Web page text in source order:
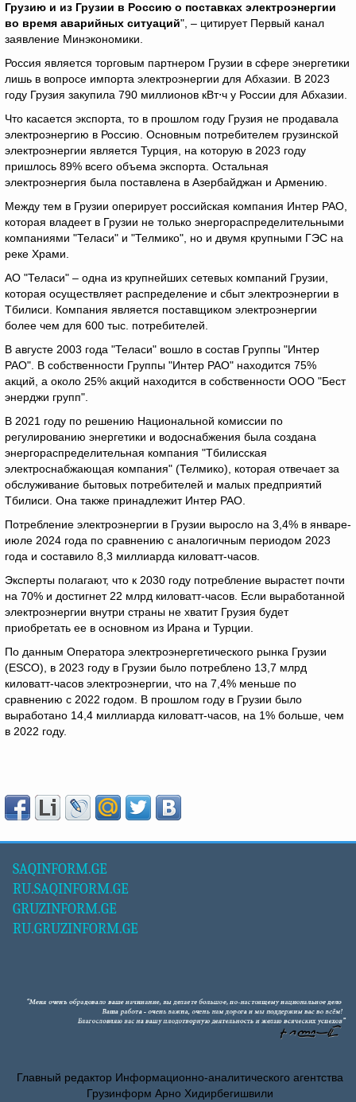
Грузию и из Грузии в Россию о поставках электроэнергии
во время аварийных ситуаций", – цитирует Первый канал
заявление Минэкономики.
Россия является торговым партнером Грузии в сфере энергетики
лишь в вопросе импорта электроэнергии для Абхазии. В 2023
году Грузия закупила 790 миллионов кВт⋅ч у России для Абхазии.
Что касается экспорта, то в прошлом году Грузия не продавала
электроэнергию в Россию. Основным потребителем грузинской
электроэнергии является Турция, на которую в 2023 году
пришлось 89% всего объема экспорта. Остальная
электроэнергия была поставлена в Азербайджан и Армению.
Между тем в Грузии оперирует российская компания Интер РАО,
которая владеет в Грузии не только энергораспределительными
компаниями "Теласи" и "Телмико", но и двумя крупными ГЭС на
реке Храми.
АО "Теласи" – одна из крупнейших сетевых компаний Грузии,
которая осуществляет распределение и сбыт электроэнергии в
Тбилиси. Компания является поставщиком электроэнергии
более чем для 600 тыс. потребителей.
В августе 2003 года "Теласи" вошло в состав Группы "Интер
РАО". В собственности Группы "Интер РАО" находится 75%
акций, а около 25% акций находится в собственности ООО "Бест
энерджи групп".
В 2021 году по решению Национальной комиссии по
регулированию энергетики и водоснабжения была создана
энергораспределительная компания "Тбилисская
электроснабжающая компания" (Телмико), которая отвечает за
обслуживание бытовых потребителей и малых предприятий
Тбилиси. Она также принадлежит Интер РАО.
Потребление электроэнергии в Грузии выросло на 3,4% в январе-
июле 2024 года по сравнению с аналогичным периодом 2023
года и составило 8,3 миллиарда киловатт-часов.
Эксперты полагают, что к 2030 году потребление вырастет почти
на 70% и достигнет 22 млрд киловатт-часов. Если выработанной
электроэнергии внутри страны не хватит Грузия будет
приобретать ее в основном из Ирана и Турции.
По данным Оператора электроэнергетического рынка Грузии
(ESCO), в 2023 году в Грузии было потреблено 13,7 млрд
киловатт-часов электроэнергии, что на 7,4% меньше по
сравнению с 2022 годом. В прошлом году в Грузии было
выработано 14,4 миллиарда киловатт-часов, на 1% больше, чем
в 2022 году.
SAQINFORM.GE
RU.SAQINFORM.GE
GRUZINFORM.GE
RU.GRUZINFORM.GE
Главный редактор Информационно-аналитического агентства
Грузинформ Арно Хидирбегишвили